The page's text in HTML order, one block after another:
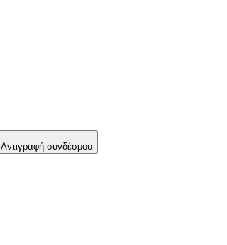
Αντιγραφή συνδέσμου